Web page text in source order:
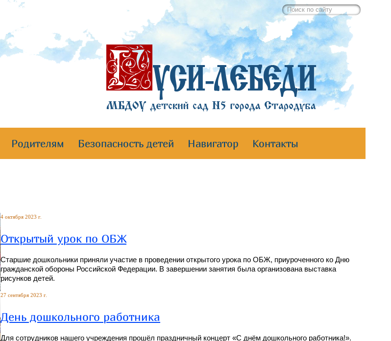
Родителям Безопасность детей Навигатор Контакты
4 октября 2023 г.
Открытый урок по ОБЖ
Старшие дошкольники приняли участие в проведении открытого урока по ОБЖ, приуроченного ко Дню
гражданской обороны Российской Федерации. В завершении занятия была организована выставка
рисунков детей.
27 сентября 2023 г.
День дошкольного работника
Для сотрудников нашего учреждения прошёл праздничный концерт «С днём дошкольного работника!».